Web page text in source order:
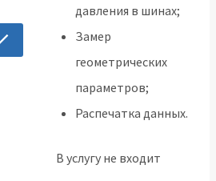
давления в шинах;
Замер
геометрических
параметров;
Распечатка данных.
В услугу не входит